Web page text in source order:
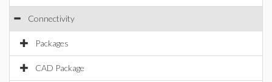
Connectivity
Packages
CAD Package